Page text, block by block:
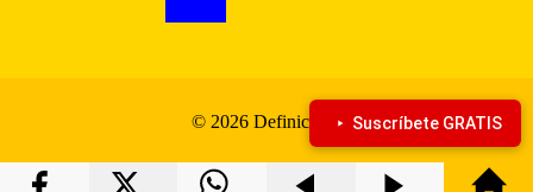
© 2026 Definiciona Suscríbete GRATIS